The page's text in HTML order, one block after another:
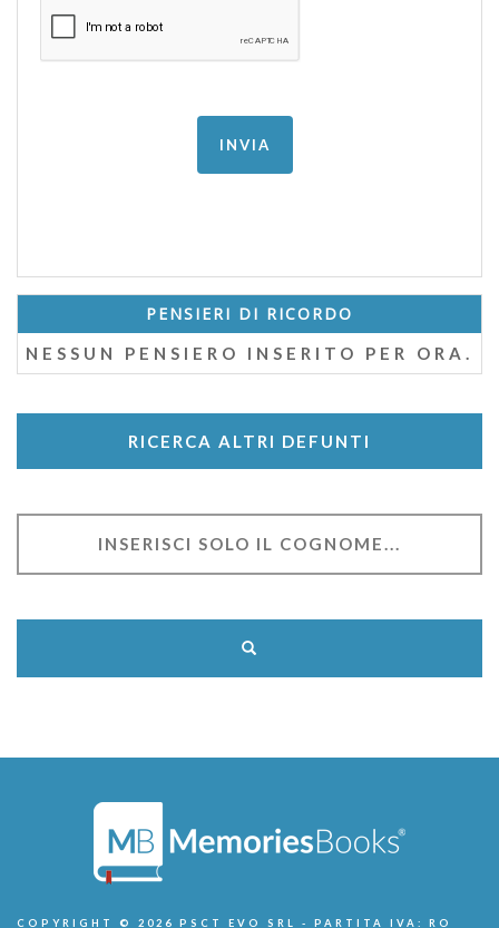
PENSIERI DI RICORDO
NESSUN PENSIERO INSERITO PER ORA.
RICERCA ALTRI DEFUNTI
COPYRIGHT © 2026 PSCT EVO SRL - PARTITA IVA: RO